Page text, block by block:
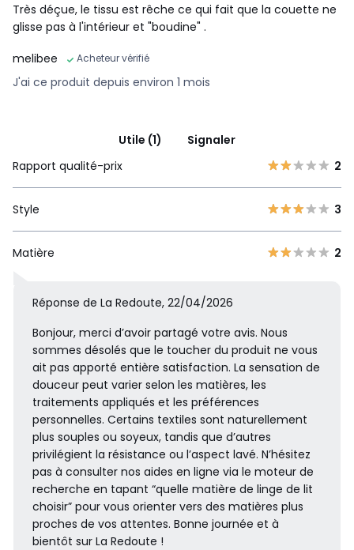
Très déçue, le tissu est rêche ce qui fait que la couette ne
glisse pas à l'intérieur et "boudine" .
melibee
Acheteur vérifié
J'ai ce produit depuis environ 1 mois
Utile (1)
Signaler
Rapport qualité-prix
2
Style 3
Matière 2
Réponse de La Redoute, 22/04/2026
Bonjour, merci d’avoir partagé votre avis. Nous
sommes désolés que le toucher du produit ne vous
ait pas apporté entière satisfaction. La sensation de
douceur peut varier selon les matières, les
traitements appliqués et les préférences
personnelles. Certains textiles sont naturellement
plus souples ou soyeux, tandis que d’autres
privilégient la résistance ou l’aspect lavé. N’hésitez
pas à consulter nos aides en ligne via le moteur de
recherche en tapant “quelle matière de linge de lit
choisir” pour vous orienter vers des matières plus
proches de vos attentes. Bonne journée et à
bientôt sur La Redoute !